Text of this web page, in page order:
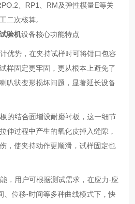
、RP1、RM及弹性模量E等关
二次核算。
验机设备核心功能特点
优势，在夹持试样时可将钳口包容
样固定更牢固，更从根本上避免了
叭状变形损坏问题，显著延长设备
的结合面增设耐磨衬板，这一细节
伸过程中产生的氧化皮掉入缝隙，
，使夹持动作更顺滑，试样固定也
，用户可根据测试需求，在应力-应
、位移-时间等多种曲线模式下，快